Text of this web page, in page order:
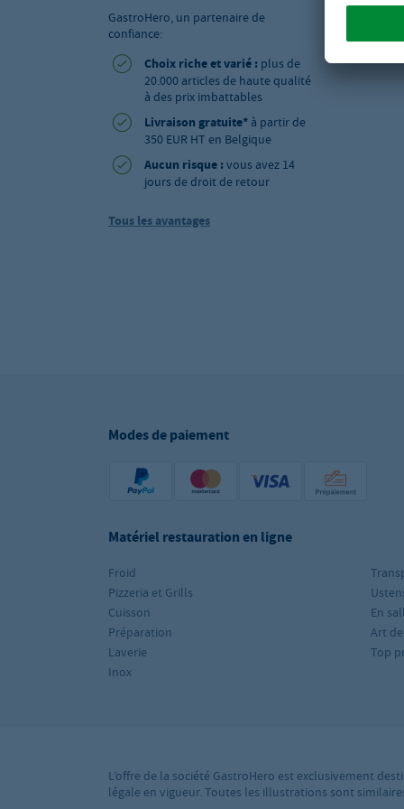
GastroHero, un partenaire de
confiance:
Choix riche et varié : plus de
20.000 articles de haute qualité
à des prix imbattables
Livraison gratuite* à partir de
350 EUR HT en Belgique
Aucun risque :vous avez 14
jours de droit de retour
Tous les avantages
Modes de paiement
Matériel restauration en ligne
Froid
Pizzeria et Grills
Cuisson
Préparation
Laverie
Inox
En
Art
Top
L’offre de la société GastroHero est exclusivement
légale en vigueur. Toutes les illustrations sont